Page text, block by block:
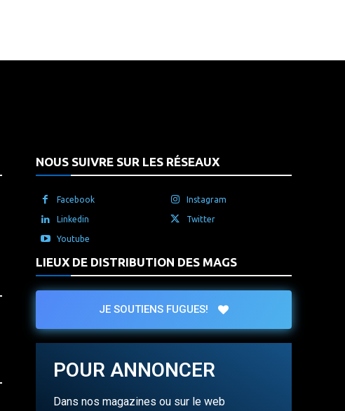
NOUS SUIVRE SUR LES RÉSEAUX
Facebook Instagram
Linkedin Twitter
Youtube
LIEUX DE DISTRIBUTION DES MAGS
JE SOUTIENS FUGUES!
POUR ANNONCER
Dans nos magazines ou sur le web